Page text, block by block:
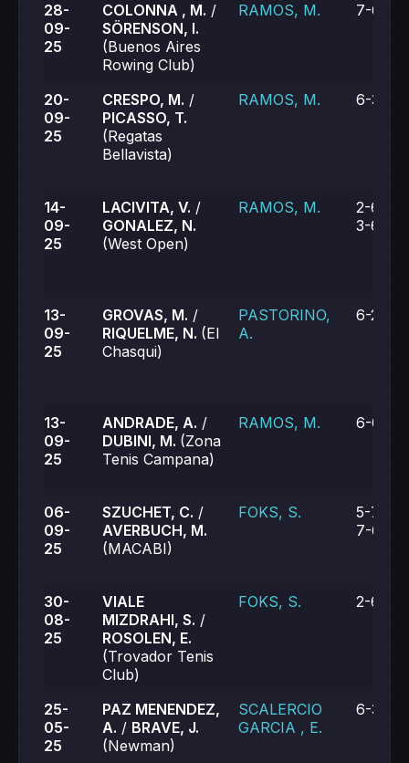
28-
09-
25
COLONNA , M. /
SÖRENSON, I.
(Buenos Aires
Rowing Club)
RAMOS, M. 7-6, 6-
20-
09-
25
CRESPO, M. /
PICASSO, T.
(Regatas
Bellavista)
RAMOS, M. 6-3, 6-
14-
09-
25
LACIVITA, V. /
GONALEZ, N.
(West Open)
RAMOS, M.
2-6, 6-
3-6
13-
09-
25
GROVAS, M. /
RIQUELME, N. (El
Chasqui)
PASTORINO,
A.
6-2, 6-
13-
09-
25
ANDRADE, A. /
DUBINI, M. (Zona
Tenis Campana)
RAMOS, M. 6-0, 6-
06-
09-
25
SZUCHET, C. /
AVERBUCH, M.
(MACABI)
FOKS, S.
5-7, 6-
7-6 (4)
30-
08-
25
VIALE
MIZDRAHI, S. /
ROSOLEN, E.
(Trovador Tenis
Club)
FOKS, S. 2-6, 6-
25-
05-
25
PAZ MENENDEZ,
A. / BRAVE, J.
(Newman)
SCALERCIO
GARCIA , E.
6-3, 6-